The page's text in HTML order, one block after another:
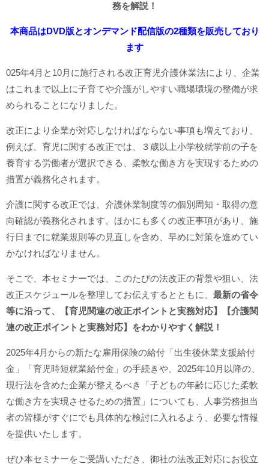
務を解説！
本商品はDVD版とオンデマンド配信版の2種類を販売しており
ます
025年4月と10月に施行される改正育児介護休業法により、企業
はこれまで以上に子育てや介護がしやすい職場環境の整備が求
められることになりました。
改正により企業が対応しなければならない事項も増えており、
例えば、育児に関する改正では、３歳以上小学校就学前の子を
養育する労働者が選択できる、柔軟な働き方を実現するための
措置が義務化されます。
介護に関する改正では、介護休業制度等の個別周知・取得の意
向確認が義務化されます。ほかにも多くの改正事項があり、施
行日までに就業規則等の見直しを含め、早めに対策を進めてい
かなければなりません。
そこで、本セミナーでは、このたびの法改正の背景や狙い、法
改正スケジュールを整理してお伝えするとともに、 最新の省令
等に沿って、【育児関連の改正ポイントと実務対応】【介護関
連の改正ポイントと実務対応】をわかりやすく解説！
2025年4月からの新たな雇用保険の給付「出生後休業支援給付
金」「育児時短就業給付金」の手続きや、2025年10月以降の、
現行法を含めた企業が整えるべき「子どもの年齢に応じた柔軟
な働き方を実現させるための措置」についても、人事労務担当
者の皆様がすぐにでも具体的な検討に入れるよう、必要な情報
を提供いたします。
ぜひ本セミナーをご受講いただき、御社の法改正対応にお役立